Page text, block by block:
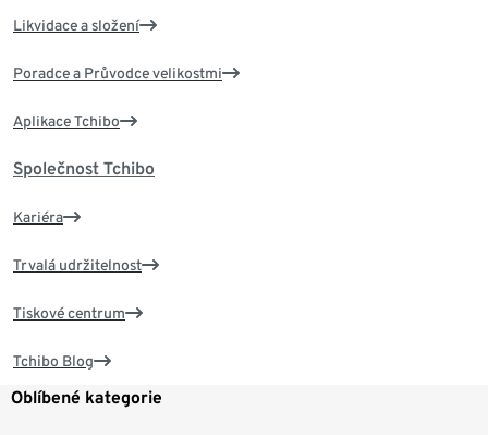
Likvidace a složení
Poradce a Průvodce velikostmi
Aplikace Tchibo
Společnost Tchibo
Kariéra
Trvalá udržitelnost
Tiskové centrum
Tchibo Blog
Oblíbené kategorie